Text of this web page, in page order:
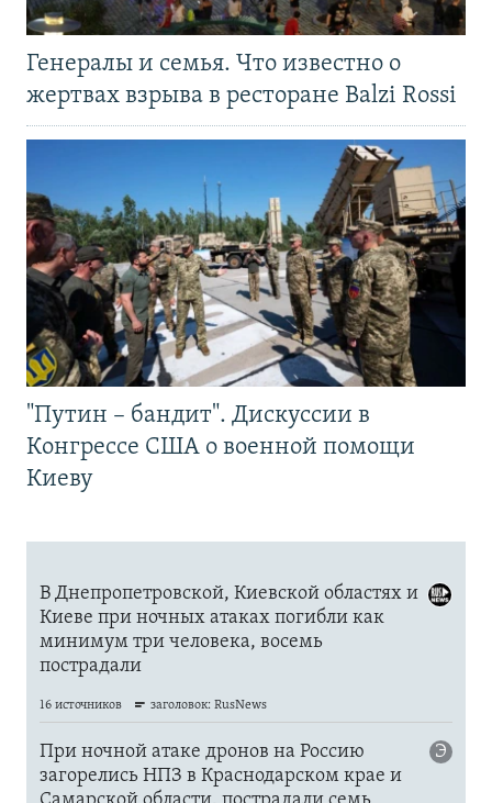
Генералы и семья. Что известно о
жертвах взрыва в ресторане Balzi Rossi
"Путин – бандит". Дискуссии в
Конгрессе США о военной помощи
Киеву